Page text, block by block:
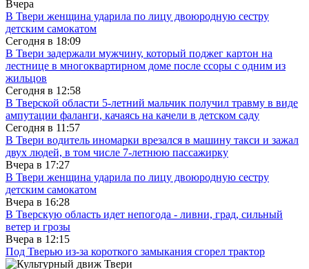
Вчера
В Твери женщина ударила по лицу двоюродную сестру
детским самокатом
Сегодня в 18:09
В Твери задержали мужчину, который поджег картон на
лестнице в многоквартирном доме после ссоры с одним из
жильцов
Сегодня в 12:58
В Тверской области 5-летний мальчик получил травму в виде
ампутации фаланги, качаясь на качели в детском саду
Сегодня в 11:57
В Твери водитель иномарки врезался в машину такси и зажал
двух людей, в том числе 7-летнюю пассажирку
Вчера в 17:27
В Твери женщина ударила по лицу двоюродную сестру
детским самокатом
Вчера в 16:28
В Тверскую область идет непогода - ливни, град, сильный
ветер и грозы
Вчера в 12:15
Под Тверью из-за короткого замыкания сгорел трактор